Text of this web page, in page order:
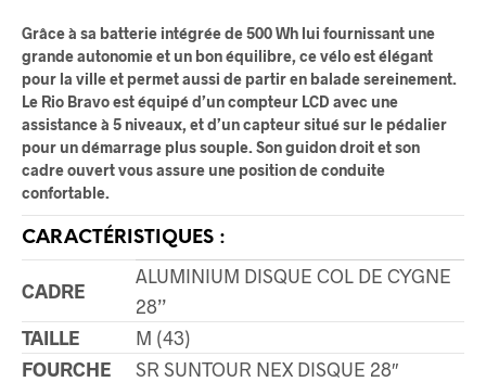
Grâce à sa batterie intégrée de 500 Wh lui fournissant une
grande autonomie et un bon équilibre, ce vélo est élégant
pour la ville et permet aussi de partir en balade sereinement.
Le Rio Bravo est équipé d’un compteur LCD avec une
assistance à 5 niveaux, et d’un capteur situé sur le pédalier
pour un démarrage plus souple. Son guidon droit et son
cadre ouvert vous assure une position de conduite
confortable.
CARACTÉRISTIQUES :
CADRE
ALUMINIUM DISQUE COL DE CYGNE
28’’
TAILLE
M (43)
FOURCHE
SR SUNTOUR NEX DISQUE 28″